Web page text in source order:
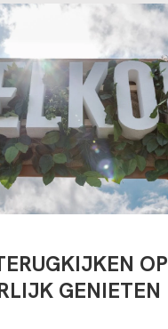
OP
GENIETEN